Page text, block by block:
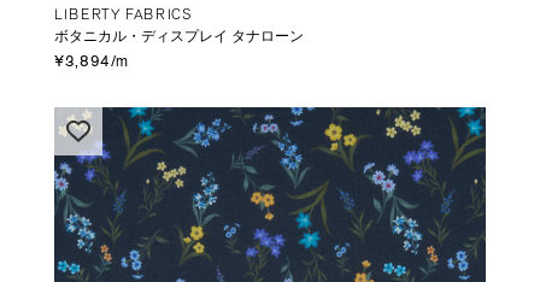
LIBERTY FABRICS
ボタニカル・ディスプレイ タナローン
¥3,894/m